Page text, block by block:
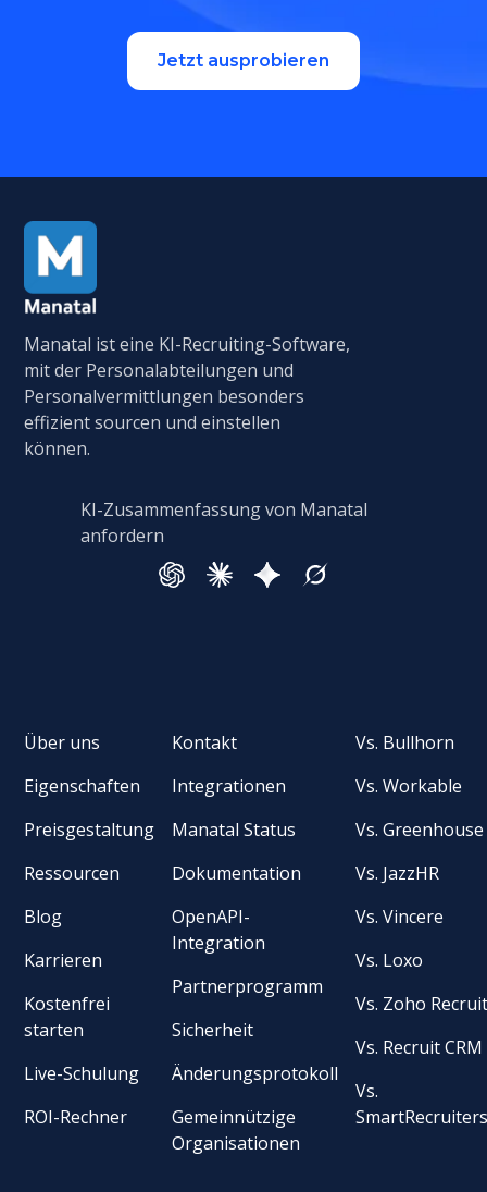
Jetzt ausprobieren
Manatal ist eine KI-Recruiting-Software,
mit der Personalabteilungen und
Personalvermittlungen besonders
effizient sourcen und einstellen
können.
KI-Zusammenfassung von Manatal
anfordern
Über uns
Eigenschaften
Preisgestaltung
Ressourcen
Blog
Karrieren
Kostenfrei
starten
Live-Schulung
ROI-Rechner
Kontakt
Integrationen
Manatal Status
Dokumentation
OpenAPI-
Integration
Partnerprogramm
Sicherheit
Änderungsprotokoll
Gemeinnützige
Organisationen
Vs. Bullhorn
Vs. Workable
Vs. Greenhouse
Vs. JazzHR
Vs. Vincere
Vs. Loxo
Vs. Zoho
Vs. Recruit CRM
Vs.